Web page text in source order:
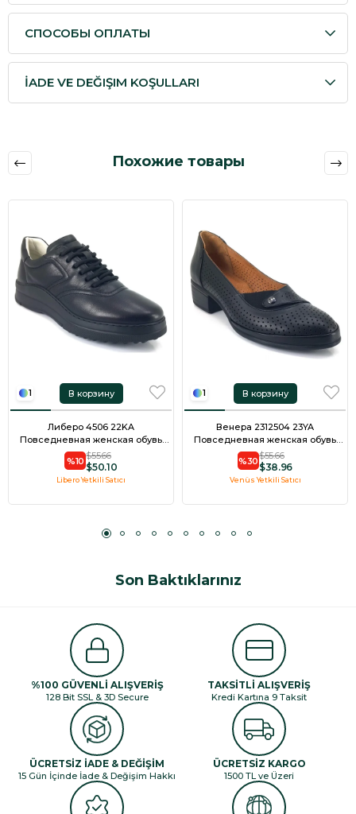
СПОСОБЫ ОПЛАТЫ
İADE VE DEĞIŞIM KOŞULLARI
Похожие товары
1
Либеро 4506 22KA
Повседневная женская обувь
черного цвета
%10 $50.10
$55.66
Libero Yetkili Satıcı
В корзину 1
Венера 2312504 23YA
Повседневная женская обувь
черного цвета
%30$38.96
$55.66
Venüs Yetkili Satıcı
В корзину
Son Baktıklarınız
%100 GÜVENLİ ALIŞVERİŞ
128 Bit SSL & 3D Secure
TAKSİTLİ ALIŞVERİŞ
Kredi Kartına 9 Taksit
ÜCRETSİZ İADE & DEĞİŞİM
15 Gün İçinde İade & Değişim Hakkı
ÜCRETSİZ KARGO
1500 TL ve Üzeri